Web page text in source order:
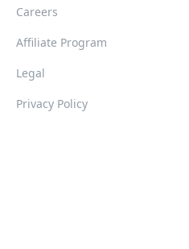
Careers
Affiliate Program
Legal
Privacy Policy